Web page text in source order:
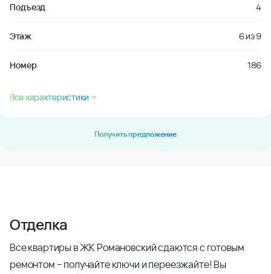
Подъезд 4
Этаж 6из9
Номер 186
Все характеристики
Получить предложение
Отделка
Все квартиры в ЖК Романовский сдаются с готовым
ремонтом – получайте ключи и переезжайте! Вы